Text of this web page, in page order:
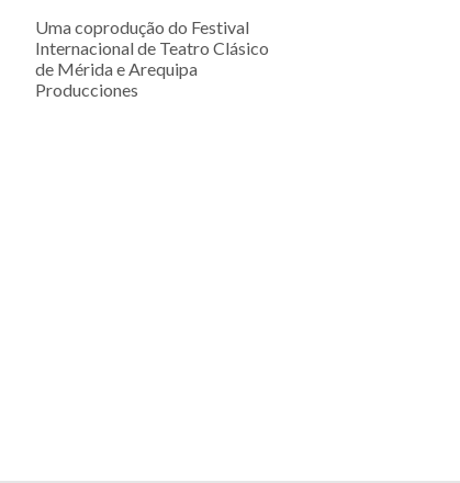
Uma coprodução do Festival
Internacional de Teatro Clásico
de Mérida e Arequipa
Producciones